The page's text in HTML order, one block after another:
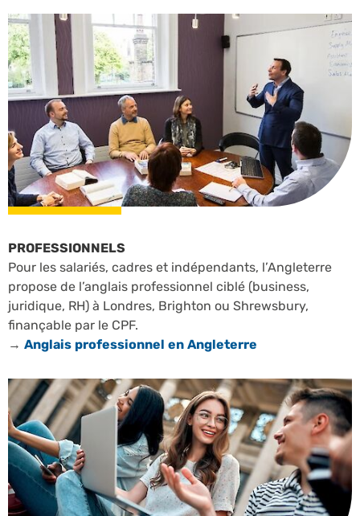
PROFESSIONNELS
Pour les salariés, cadres et indépendants, l’Angleterre
propose de l’anglais professionnel ciblé (business,
juridique, RH) à Londres, Brighton ou Shrewsbury,
finançable par le CPF.
→ Anglais professionnel en Angleterre